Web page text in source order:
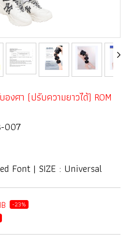
องศา (ปรับความยาวได้) ROM
007
Font | SIZE : Universal
-23%